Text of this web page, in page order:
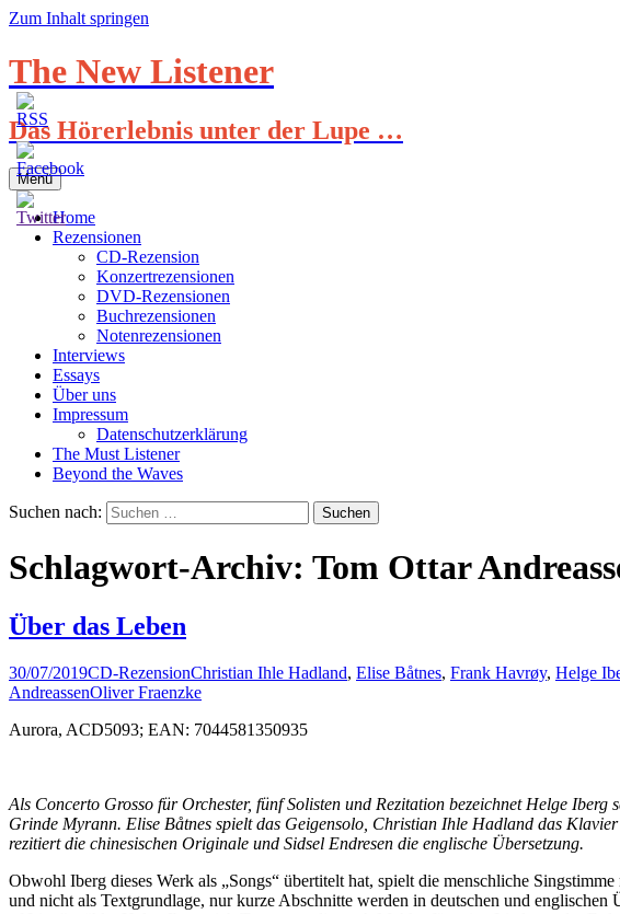
Zum Inhalt springen
The New Listener
Das Hörerlebnis unter der Lupe …
Menü
Home
Rezensionen
CD-Rezension
Konzertrezensionen
DVD-Rezensionen
Buchrezensionen
Notenrezensionen
Interviews
Essays
Über uns
Impressum
Datenschutzerklärung
The Must Listener
Beyond the Waves
Suchen nach:
Schlagwort-Archiv: Tom Ottar
Über das Leben
30/07/2019CD-RezensionChristian Ihle Hadland, Elise Båtnes, Frank Havrøy, Helge
AndreassenOliver Fraenzke
Aurora, ACD5093; EAN: 7044581350935
Als Concerto Grosso für Orchester, fünf Solisten und Rezitation bezeichnet Helge
Grinde Myrann. Elise Båtnes spielt das Geigensolo, Christian Ihle Hadland das
rezitiert die chinesischen Originale und Sidsel Endresen die englische Übersetzung.
Obwohl Iberg dieses Werk als „Songs“ übertitelt hat, spielt die menschliche
und nicht als Textgrundlage, nur kurze Abschnitte werden in deutschen und